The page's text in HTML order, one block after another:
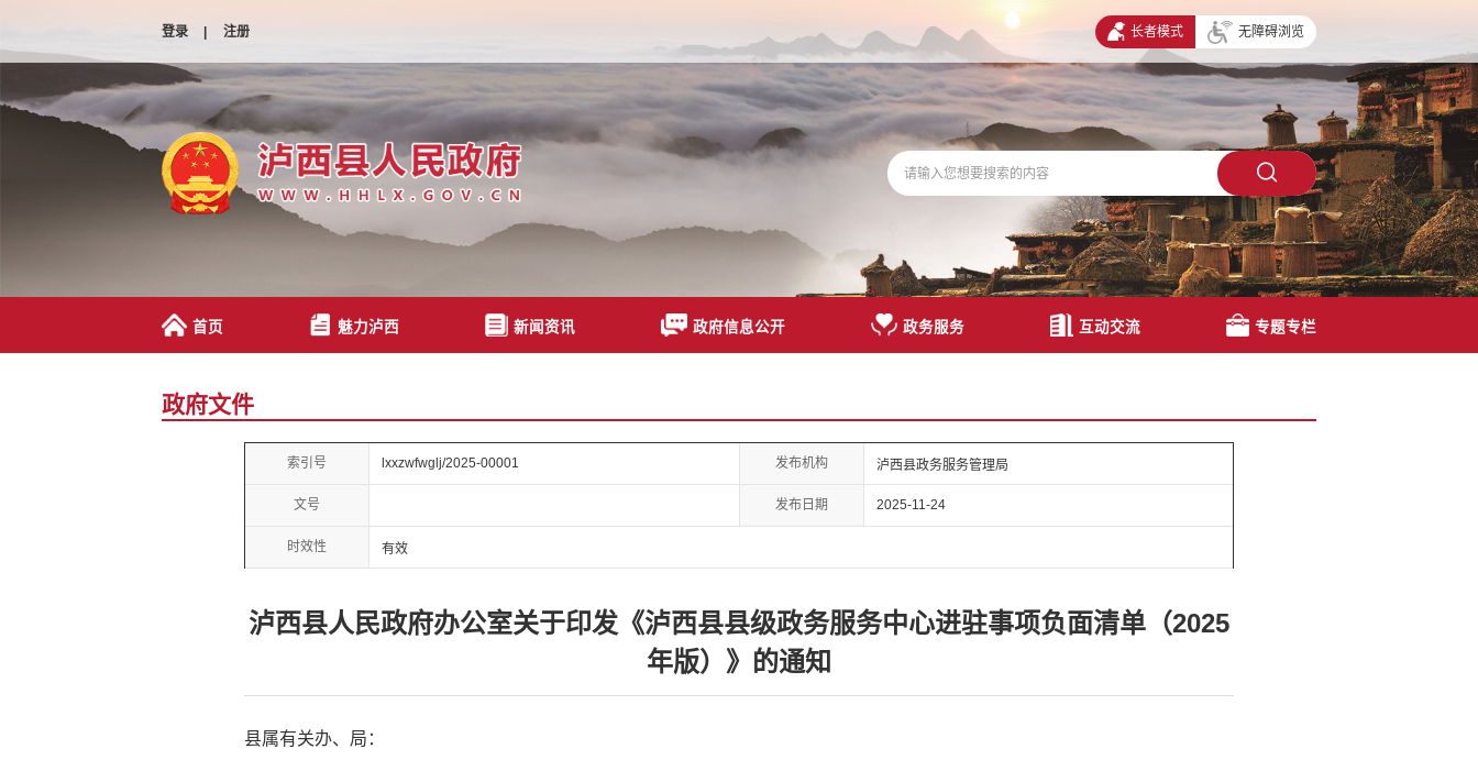
登录 | 注册 长者模式 无障碍浏览
首页 魅力泸西 新闻资讯 政府信息公开 政务服务 互动交流 专题专栏
政府文件
索引号 lxxzwfwglj/2025-00001 发布机构 泸西县政务服务管理局
文号 发布日期 2025-11-24
时效性 有效
泸西县人民政府办公室关于印发《泸西县县级政务服务中心进驻事项负面清单（2025
年版）》的通知
县属有关办、局：